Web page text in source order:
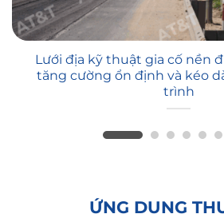
Lưới địa kỹ thuật gia cố nền
tăng cường ổn định và kéo
trình
ỨNG DỤNG